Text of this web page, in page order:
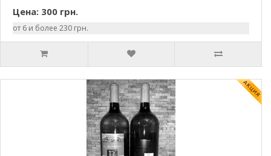
Цена: 300 грн.
от 6 и более 230 грн.